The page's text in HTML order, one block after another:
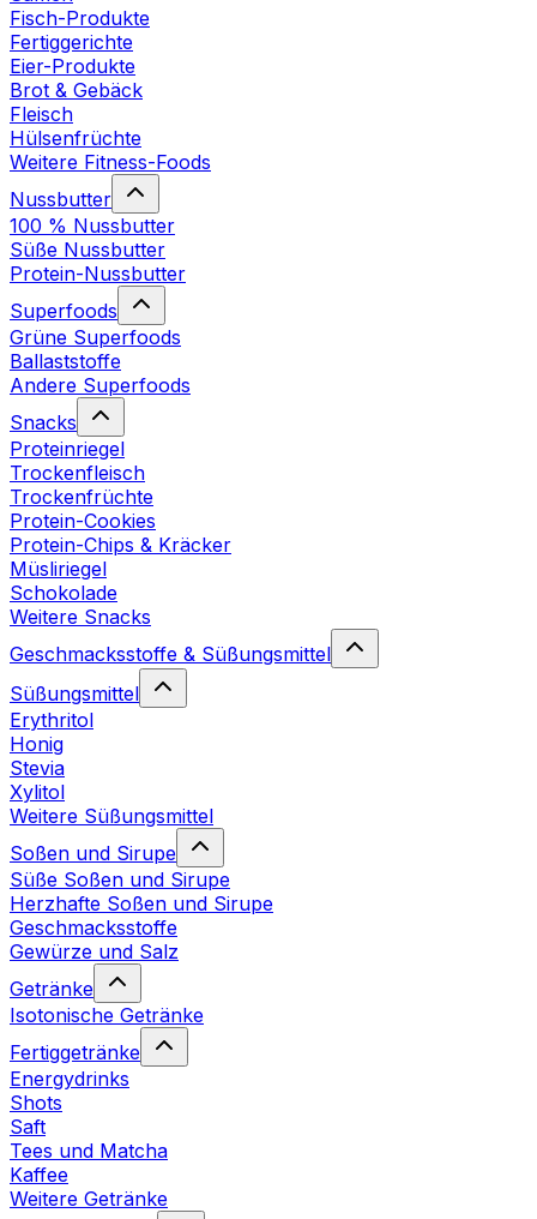
Fisch-Produkte
Fertiggerichte
Eier-Produkte
Brot & Gebäck
Fleisch
Hülsenfrüchte
Weitere Fitness-Foods
Nussbutter
100 % Nussbutter
Süße Nussbutter
Protein-Nussbutter
Superfoods
Grüne Superfoods
Ballaststoffe
Andere Superfoods
Snacks
Proteinriegel
Trockenfleisch
Trockenfrüchte
Protein-Cookies
Protein-Chips & Kräcker
Müsliriegel
Schokolade
Weitere Snacks
Geschmacksstoffe & Süßungsmittel
Süßungsmittel
Erythritol
Honig
Stevia
Xylitol
Weitere Süßungsmittel
Soßen und Sirupe
Süße Soßen und Sirupe
Herzhafte Soßen und Sirupe
Geschmacksstoffe
Gewürze und Salz
Getränke
Isotonische Getränke
Fertiggetränke
Energydrinks
Shots
Saft
Tees und Matcha
Kaffee
Weitere Getränke